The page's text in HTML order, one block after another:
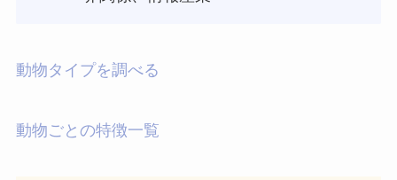
動物タイプを調べる
動物ごとの特徴一覧